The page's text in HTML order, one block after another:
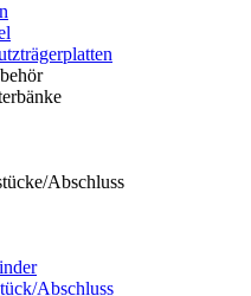
Abschluss
Abschluss